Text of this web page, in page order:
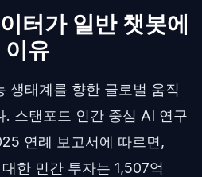
터가 일반 챗봇에
유
생태계를 향한 글로벌 움직
. 스탠포드 인간 중심 AI 연구
연례 보고서에 따르면,
한 민간 투자는 1,507억